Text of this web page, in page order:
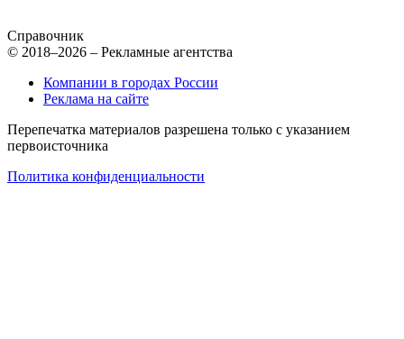
Справочник
© 2018–2026 – Рекламные агентства
Компании в городах России
Реклама на сайте
Перепечатка материалов разрешена только с указанием
первоисточника
Политика конфиденциальности